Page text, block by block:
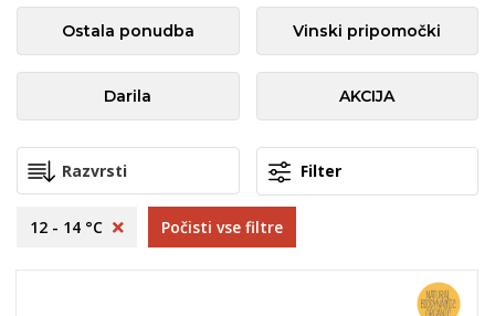
Ostala ponudba Vinski pripomočki
Darila AKCIJA
Filter
12 - 14 °C Počisti vse filtre